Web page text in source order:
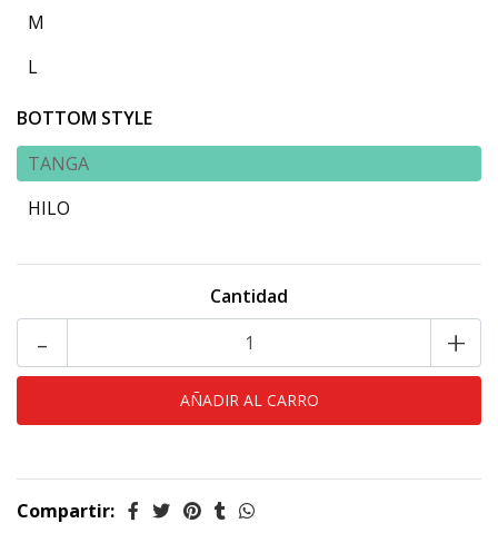
M
L
BOTTOM STYLE
TANGA
HILO
Cantidad
- +
Compartir: